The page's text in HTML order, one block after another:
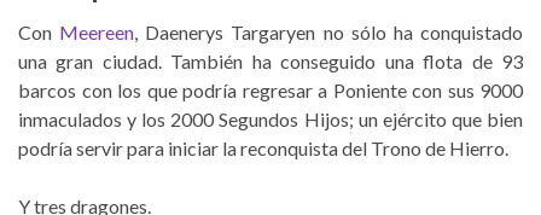
Con Meereen , Daenerys Targaryen no sólo ha conquistado
una gran ciudad. También ha conseguido una flota de 93
barcos con los que podría regresar a Poniente con sus 9000
inmaculados y los 2000 Segundos Hijos; un ejército que bien
podría servir para iniciar la reconquista del Trono de Hierro.
Y tres dragones.